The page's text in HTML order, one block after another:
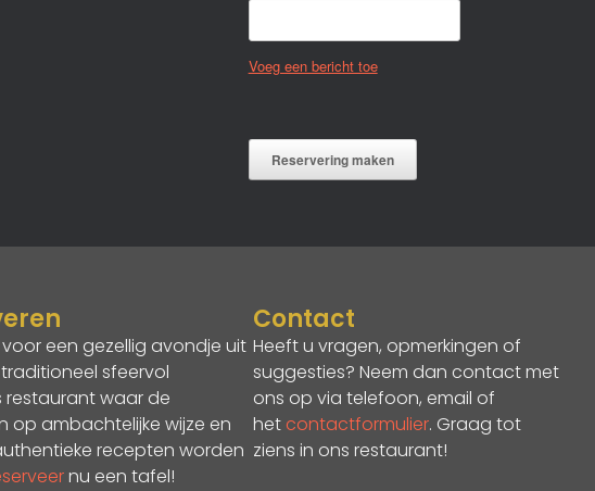
Voeg een bericht toe
Reservering maken
een gezellig avondje uit
traditioneel sfeervol
restaurant waar de
op ambachtelijke wijze en
recepten worden
nu een tafel!
Contact
Heeft u vragen, opmerkingen of
suggesties? Neem dan contact met
ons op via telefoon, email of
het contactformulier. Graag tot
ziens in ons restaurant!